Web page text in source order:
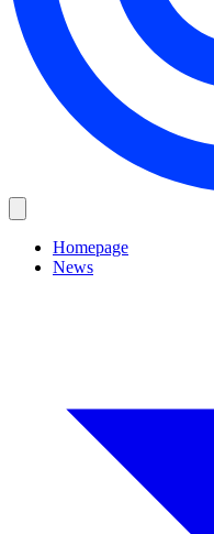
Homepage
News